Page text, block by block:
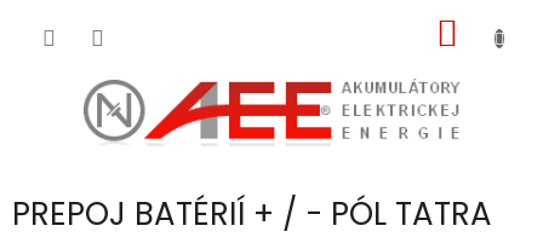
PREPOJ BATÉRIÍ + / - PÓL TATRA